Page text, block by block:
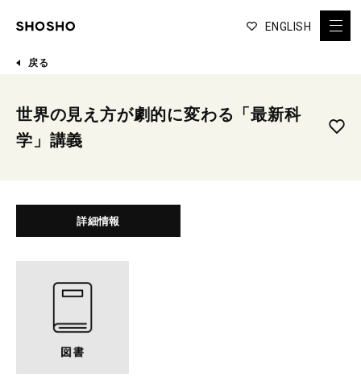
ENGLISH
戻る
世界の見え方が劇的に変わる「最新科
学」講義
詳細情報